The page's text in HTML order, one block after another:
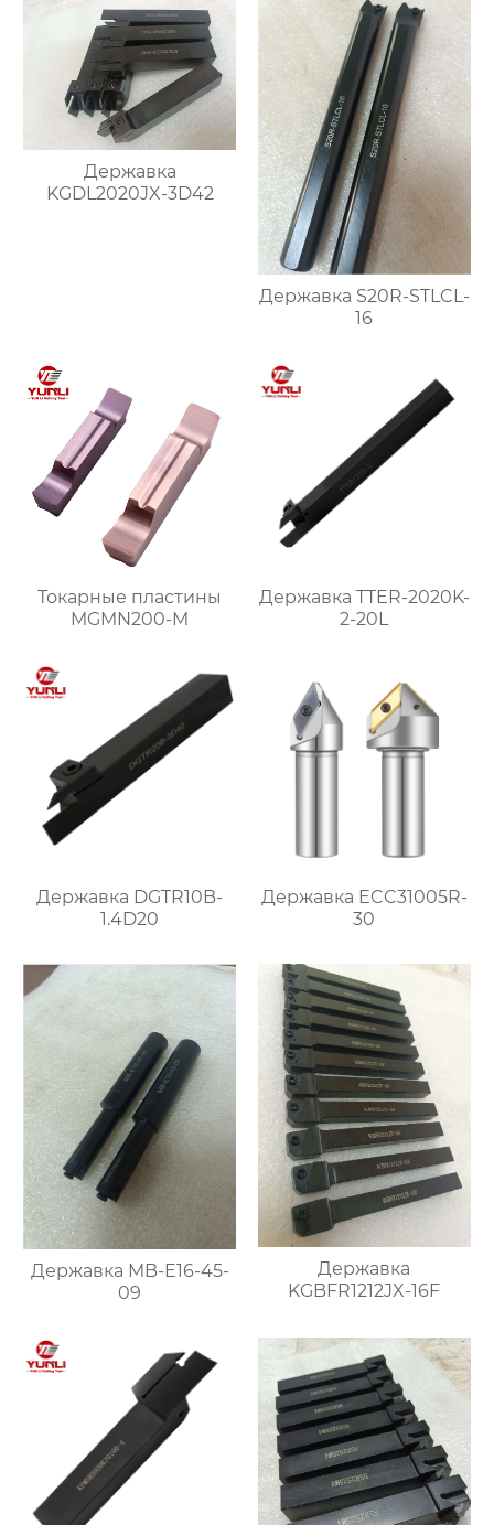
Державка
KGDL2020JX-3D42
Державка S20R-STLCL-
16
Токарные пластины
MGMN200-M
Державка TTER-2020K-
2-20L
Державка DGTR10B-
1.4D20
Державка ECC31005R-
30
Державка MB-E16-45-
09
Державка
KGBFR1212JX-16F